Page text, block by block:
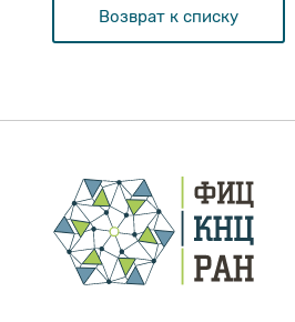
Возврат к списку